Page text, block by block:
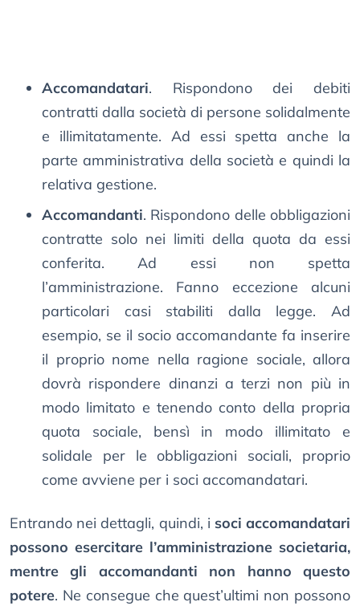
Accomandatari. Rispondono dei debiti
contratti dalla società di persone solidalmente
e illimitatamente. Ad essi spetta anche la
parte amministrativa della società e quindi la
relativa gestione.
Accomandanti. Rispondono delle obbligazioni
contratte solo nei limiti della quota da essi
conferita. Ad essi non spetta
l’amministrazione. Fanno eccezione alcuni
particolari casi stabiliti dalla legge. Ad
esempio, se il socio accomandante fa inserire
il proprio nome nella ragione sociale, allora
dovrà rispondere dinanzi a terzi non più in
modo limitato e tenendo conto della propria
quota sociale, bensì in modo illimitato e
solidale per le obbligazioni sociali, proprio
come avviene per i soci accomandatari.
Entrando nei dettagli, quindi, i soci accomandatari
possono esercitare l’amministrazione societaria,
mentre gli accomandanti non hanno questo
potere. Ne consegue che quest’ultimi non possono